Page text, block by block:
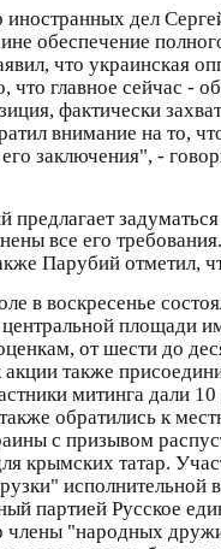
дел
обеспечение
что украинская
главное сейчас -
фактически
внимание на то,
заключения", -
предлагает
все его
Парубий отметил,
в воскресенье
площади
от шести до
также
митинга дали
обратились к
с призывом
крымских татар.
партией Русское
"народных